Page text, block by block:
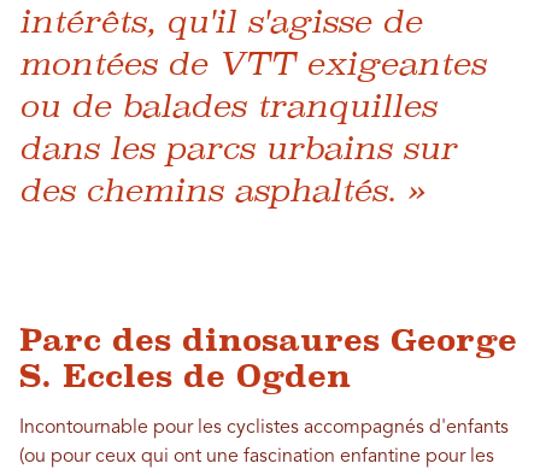
intérêts, qu'il s'agisse de
montées de VTT exigeantes
ou de balades tranquilles
dans les parcs urbains sur
des chemins asphaltés. »
Parc des dinosaures George
S. Eccles de Ogden
Incontournable pour les cyclistes accompagnés d'enfants
(ou pour ceux qui ont une fascination enfantine pour les